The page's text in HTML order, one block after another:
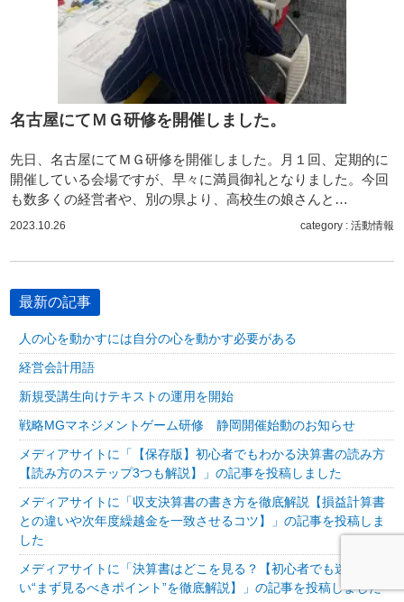
名古屋にてＭＧ研修を開催しました。
先日、名古屋にてＭＧ研修を開催しました。月１回、定期的に
開催している会場ですが、早々に満員御礼となりました。今回
も数多くの経営者や、別の県より、高校生の娘さんと…
2023.10.26 category : 活動情報
最新の記事
人の心を動かすには自分の心を動かす必要がある
経営会計用語
新規受講生向けテキストの運用を開始
戦略MGマネジメントゲーム研修 静岡開催始動のお知らせ
メディアサイトに「【保存版】初心者でもわかる決算書の読み方
【読み方のステップ3つも解説】」の記事を投稿しました
メディアサイトに「収支決算書の書き方を徹底解説【損益計算書
との違いや次年度繰越金を一致させるコツ】」の記事を投稿しま
した
メディアサイトに「決算書はどこを見る？【初心者でも迷わな
い“まず見るべきポイント”を徹底解説】」の記事を投稿しました